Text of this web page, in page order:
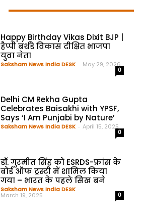
Happy Birthday Vikas Dixit BJP |
हैप्पी बर्थडे विकास दीक्षित भाजपा
युवा नेता
Saksham News India DESK - May 29, 2026
0
Delhi CM Rekha Gupta
Celebrates Baisakhi with YPSF,
Says ‘I Am Punjabi by Nature’
Saksham News India DESK - April 15, 2025
0
डॉ. गुरमीत सिंह को ESRDS-फ्रांस के
बोर्ड ऑफ ट्रस्टी में शामिल किया
गया – भारत के पहले सिख बने
Saksham News India DESK -
March 19, 2025 0